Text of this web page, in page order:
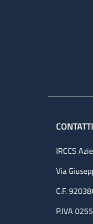
CONTATTI
IRCCS
Via
C.F.
P.IVA